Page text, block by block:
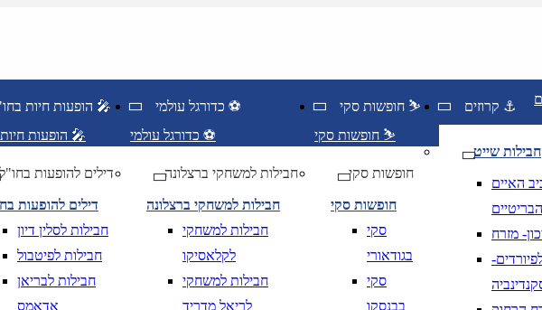
הופעות חיות בחו"ל 🎤
הופעות חיות בחו"ל 🎤
דילים להופעות בחו"ל
דילים להופעות
חבילות לסלין דיון
חבילות לפיטבול
חבילות לבריאן
אדאמס
כדורגל עולמי ⚽
כדורגל עולמי ⚽
חבילות למשחקי ברצלונה
חבילות למשחקי ברצלונה
חבילות למשחקי
לקלאסיקו
חבילות למשחקי
לריאל מדריד
חופשות סקי ⛷️
חופשות סקי ⛷️
חופשות סקי
חופשות סקי
סקי
בגודאורי
סקי
בבנסקו
קרוזים ⚓
חבילות שייט
האיים
הבריטיים
מזרח